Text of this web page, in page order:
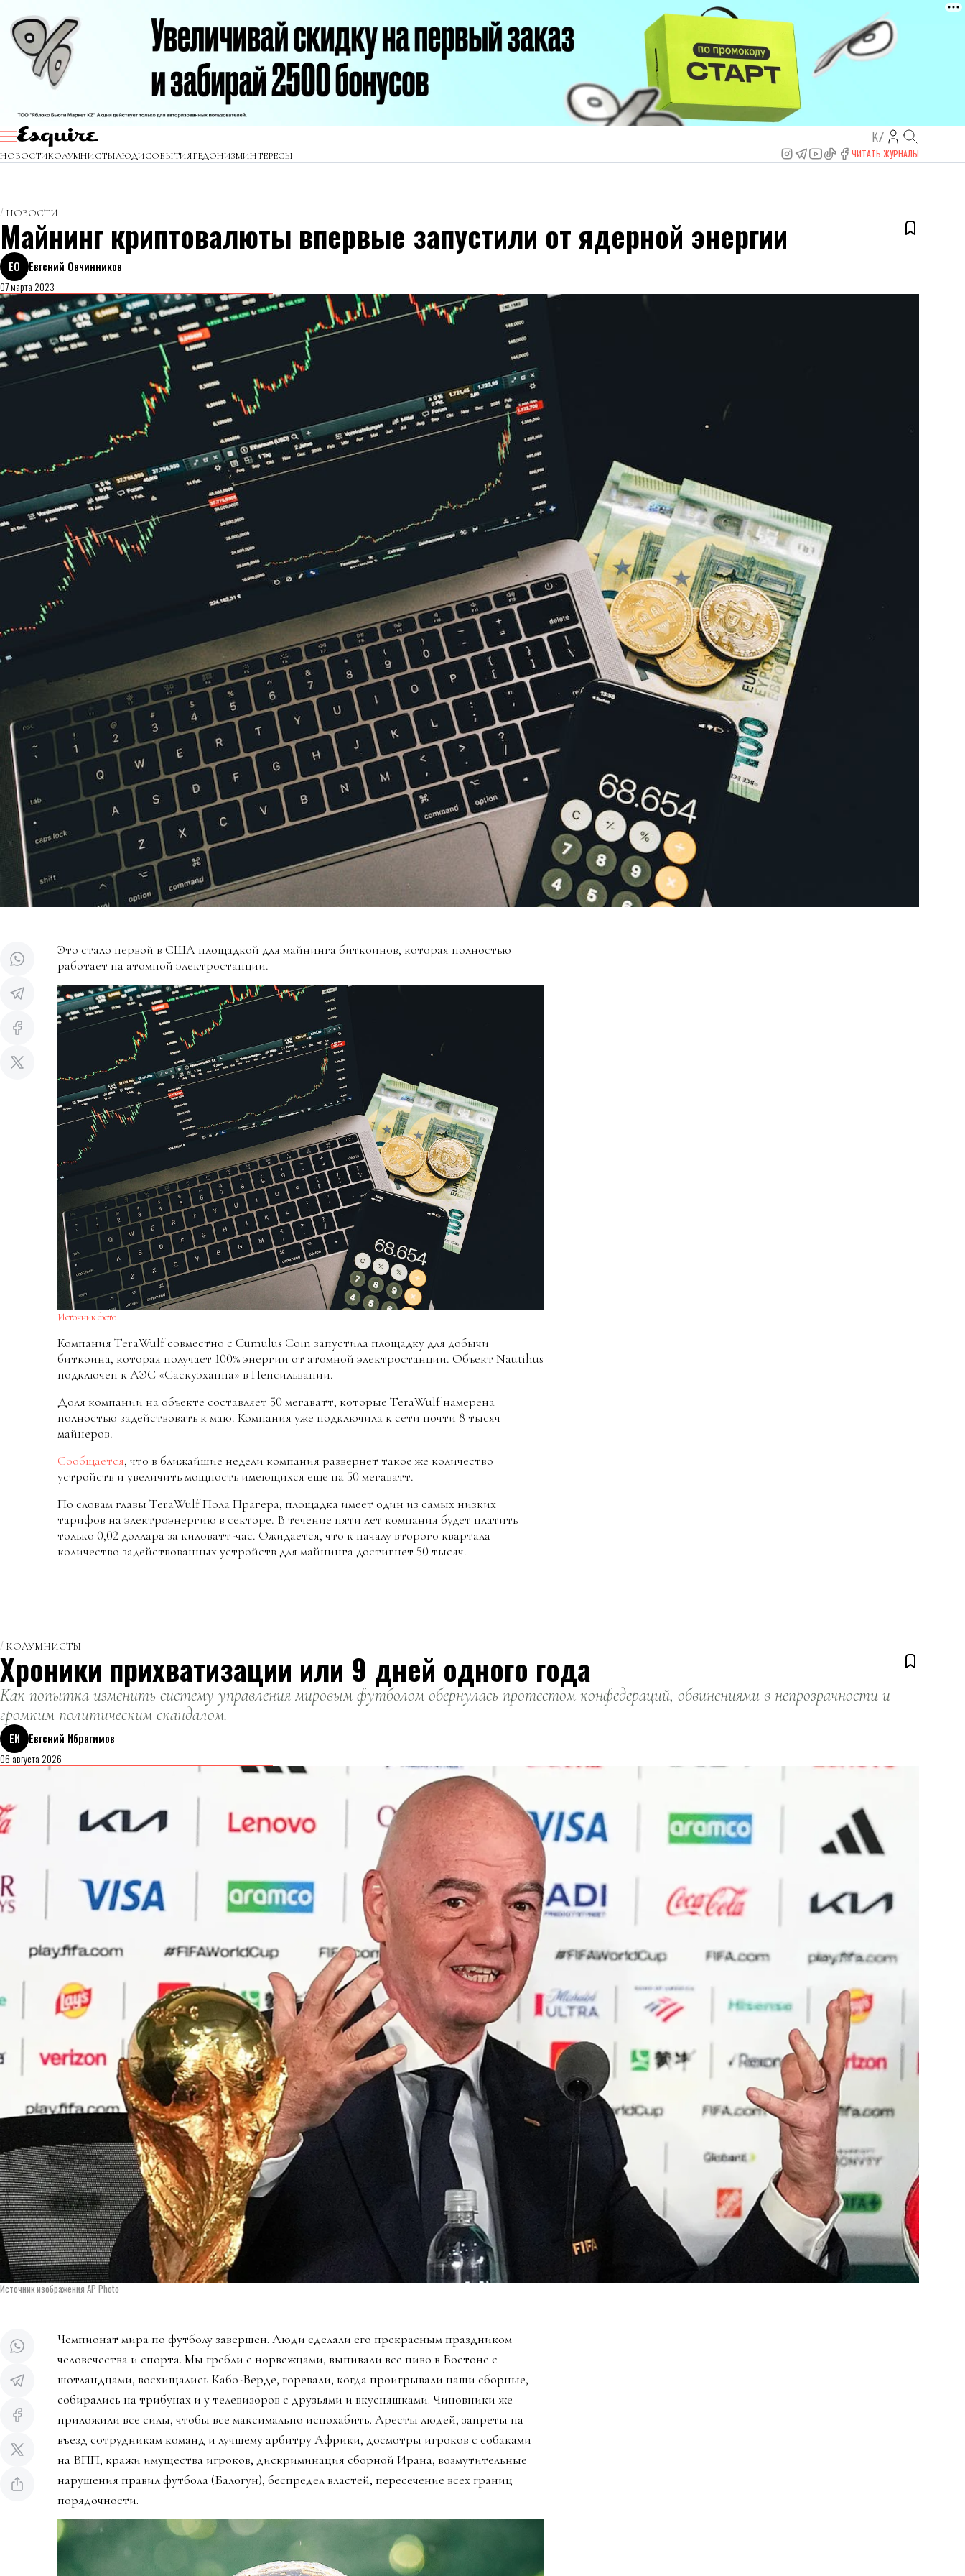
KZ
НОВОСТИКОЛУМНИСТЫЛЮДИСОБЫТИЯГЕДОНИЗМИНТЕРЕСЫ ЧИТАТЬ ЖУРНАЛЫ
НОВОСТИ
Майнинг криптовалюты впервые запустили от ядерной энергии
ЕО
Евгений Овчинников
07 марта 2023
Это стало первой в США площадкой для майнинга биткоинов, которая полностью
работает на атомной электростанции.
Источник фото
Компания TeraWulf совместно с Cumulus Coin запустила площадку для добычи
биткоина, которая получает 100% энергии от атомной электростанции. Объект Nautilius
подключен к АЭС «Саскуэханна» в Пенсильвании.
Доля компании на объекте составляет 50 мегаватт, которые TeraWulf намерена
полностью задействовать к маю. Компания уже подключила к сети почти 8 тысяч
майнеров.
Сообщается, что в ближайшие недели компания развернет такое же количество
устройств и увеличить мощность имеющихся еще на 50 мегаватт.
По словам главы TeraWulf Пола Прагера, площадка имеет один из самых низких
тарифов на электроэнергию в секторе. В течение пяти лет компания будет платить
только 0,02 доллара за киловатт-час. Ожидается, что к началу второго квартала
количество задействованных устройств для майнинга достигнет 50 тысяч.
КОЛУМНИСТЫ
Хроники прихватизации или 9 дней одного года
Как попытка изменить систему управления мировым футболом обернулась протестом конфедераций, обвинениями в непрозрачности и
громким политическим скандалом.
ЕИ
Евгений Ибрагимов
06 августа 2026
Источник изображения AP Photo
Чемпионат мира по футболу завершен. Люди сделали его прекрасным праздником
человечества и спорта. Мы гребли с норвежцами, выпивали все пиво в Бостоне с
шотландцами, восхищались Кабо-Верде, горевали, когда проигрывали наши сборные,
собирались на трибунах и у телевизоров с друзьями и вкусняшками. Чиновники же
приложили все силы, чтобы все максимально испохабить. Аресты людей, запреты на
въезд сотрудникам команд и лучшему арбитру Африки, досмотры игроков с собаками
на ВПП, кражи имущества игроков, дискриминация сборной Ирана, возмутительные
нарушения правил футбола (Балогун), беспредел властей, пересечение всех границ
порядочности.